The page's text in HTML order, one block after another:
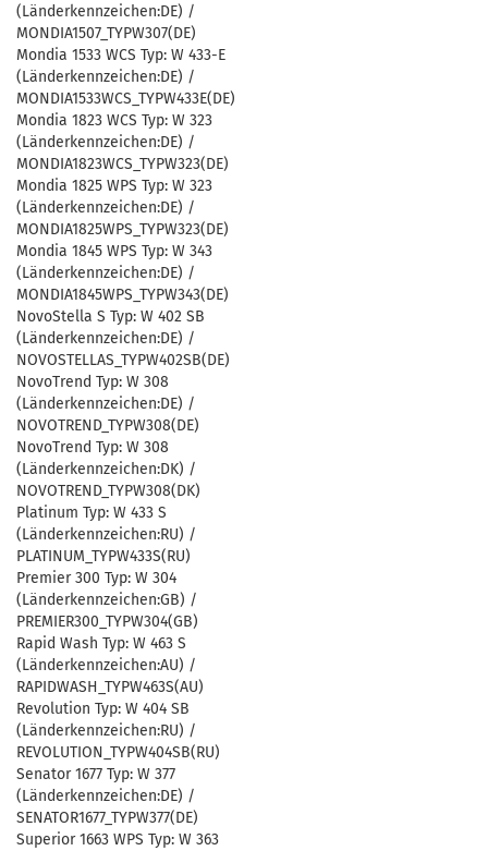
(Länderkennzeichen:DE) /
MONDIA1507_TYPW307(DE)
Mondia 1533 WCS Typ: W 433-E
(Länderkennzeichen:DE) /
MONDIA1533WCS_TYPW433E(DE)
Mondia 1823 WCS Typ: W 323
(Länderkennzeichen:DE) /
MONDIA1823WCS_TYPW323(DE)
Mondia 1825 WPS Typ: W 323
(Länderkennzeichen:DE) /
MONDIA1825WPS_TYPW323(DE)
Mondia 1845 WPS Typ: W 343
(Länderkennzeichen:DE) /
MONDIA1845WPS_TYPW343(DE)
NovoStella S Typ: W 402 SB
(Länderkennzeichen:DE) /
NOVOSTELLAS_TYPW402SB(DE)
NovoTrend Typ: W 308
(Länderkennzeichen:DE) /
NOVOTREND_TYPW308(DE)
NovoTrend Typ: W 308
(Länderkennzeichen:DK) /
NOVOTREND_TYPW308(DK)
Platinum Typ: W 433 S
(Länderkennzeichen:RU) /
PLATINUM_TYPW433S(RU)
Premier 300 Typ: W 304
(Länderkennzeichen:GB) /
PREMIER300_TYPW304(GB)
Rapid Wash Typ: W 463 S
(Länderkennzeichen:AU) /
RAPIDWASH_TYPW463S(AU)
Revolution Typ: W 404 SB
(Länderkennzeichen:RU) /
REVOLUTION_TYPW404SB(RU)
Senator 1677 Typ: W 377
(Länderkennzeichen:DE) /
SENATOR1677_TYPW377(DE)
Superior 1663 WPS Typ: W 363